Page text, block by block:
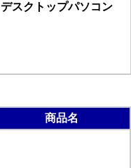
デスクトップパソコン
商品名